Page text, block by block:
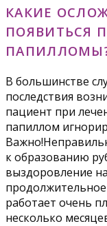
КАКИЕ
ПОЯВИТЬСЯ
В большинстве
последствия
пациент при
папиллом
к образованию
выздоровление
работает очень
несколько